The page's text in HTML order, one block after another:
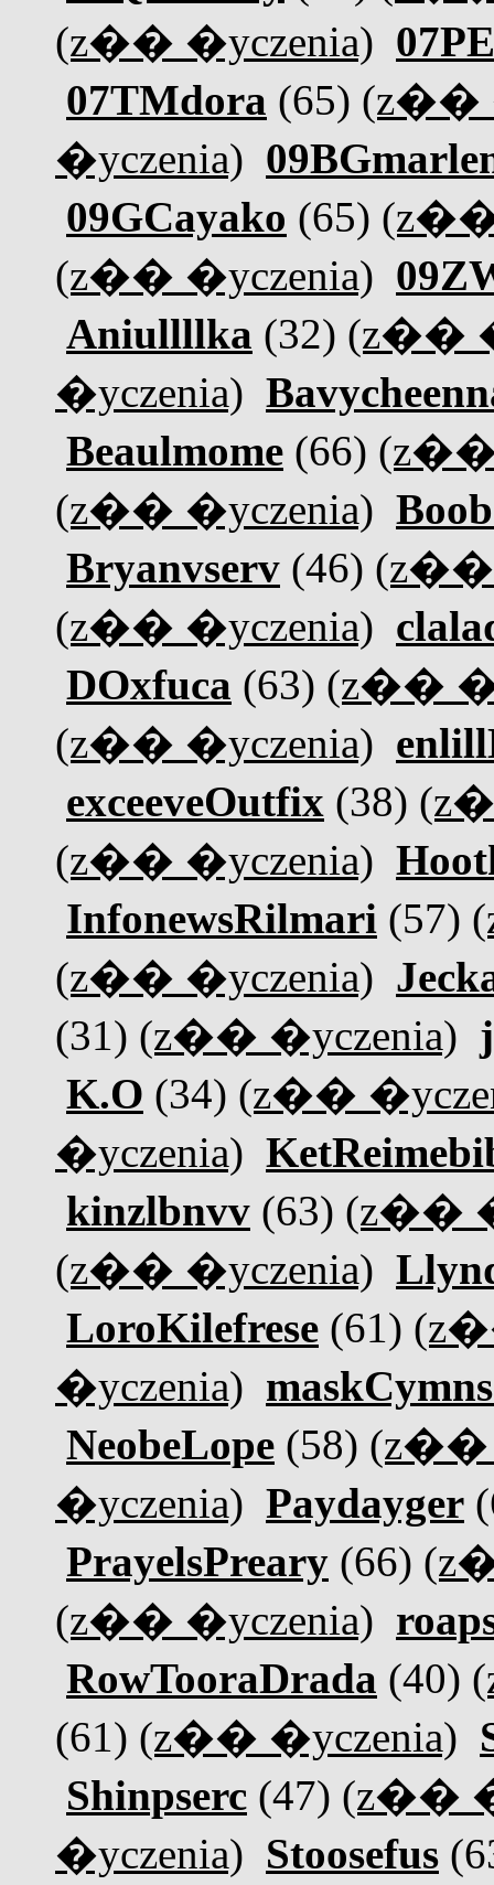
(z�� �yczenia)
07TMdora (65) (z��
�yczenia)
09GCayako (65) (z��
(z�� �yczenia)
Aniullllka (32) (z��
�yczenia)
Beaulmome (66) (z��
(z�� �yczenia)
Bryanvserv (46) (z��
(z�� �yczenia)
DOxfuca (63) (z��
(z�� �yczenia)
exceeveOutfix (38)
(z�� �yczenia)
InfonewsRilmari (57)
(z�� �yczenia)
(31) (z�� �yczenia)
K.O (34) (z��
�yczenia)
kinzlbnvv (63) (z��
(z�� �yczenia)
LoroKilefrese (61)
�yczenia)
NeobeLope (58) (z��
�yczenia) Paydayger
PrayelsPreary (66)
(z�� �yczenia)
RowTooraDrada (40)
(61) (z�� �yczenia)
Shinpserc (47) (z��
�yczenia) Stoosefus